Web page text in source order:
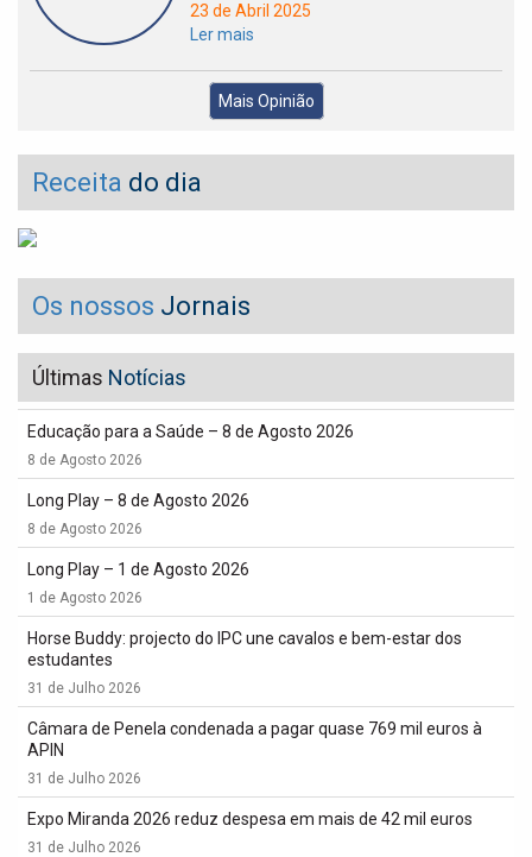
23 de Abril 2025
Ler mais
Mais Opinião
Receita do dia
Os nossos Jornais
Últimas Notícias
Educação para a Saúde – 8 de Agosto 2026
8 de Agosto 2026
Long Play – 8 de Agosto 2026
8 de Agosto 2026
Long Play – 1 de Agosto 2026
1 de Agosto 2026
Horse Buddy: projecto do IPC une cavalos e bem-estar dos
estudantes
31 de Julho 2026
Câmara de Penela condenada a pagar quase 769 mil euros à
APIN
31 de Julho 2026
Expo Miranda 2026 reduz despesa em mais de 42 mil euros
31 de Julho 2026